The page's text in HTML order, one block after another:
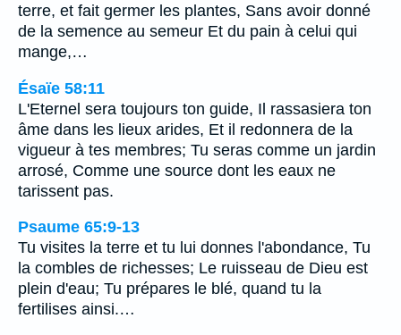
terre, et fait germer les plantes, Sans avoir donné
de la semence au semeur Et du pain à celui qui
mange,…
Ésaïe 58:11
L'Eternel sera toujours ton guide, Il rassasiera ton
âme dans les lieux arides, Et il redonnera de la
vigueur à tes membres; Tu seras comme un jardin
arrosé, Comme une source dont les eaux ne
tarissent pas.
Psaume 65:9-13
Tu visites la terre et tu lui donnes l'abondance, Tu
la combles de richesses; Le ruisseau de Dieu est
plein d'eau; Tu prépares le blé, quand tu la
fertilises ainsi.…